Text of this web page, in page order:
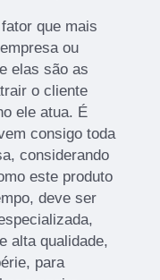
que mais
ou
elas são as
o cliente
ele atua. É
consigo toda
considerando
este produto
deve ser
alta qualidade,
para